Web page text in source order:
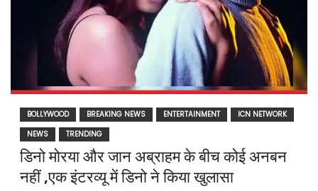
BOLLYWOOD BREAKING NEWS ENTERTAINMENT
ICN NETWORK
NEWS
TRENDING
डिनो मोरया और जान अब्राहम के बीच कोई अनबन
नहीं ,एक इंटरव्यू में डिनो ने किया खुलासा